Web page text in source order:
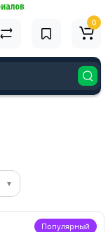
0
Популярный